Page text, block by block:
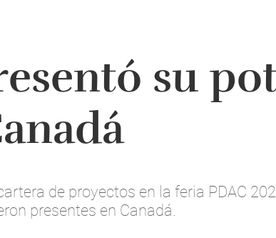
su
de proyectos en la feria PDAC
presentes en Canadá.